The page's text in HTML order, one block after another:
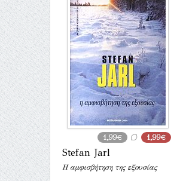
1,99€ 1,99€
Stefan Jarl
Η αμφισβήτηση της εξουσίας